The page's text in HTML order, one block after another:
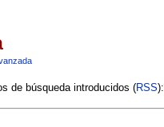
de búsqueda introducidos (RSS):